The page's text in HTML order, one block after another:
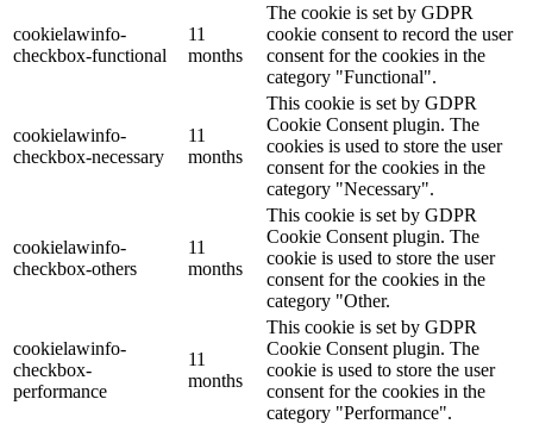
cookielawinfo-
checkbox-functional
11
months
The cookie is set by GDPR
cookie consent to record the user
consent for the cookies in the
category "Functional".
cookielawinfo-
checkbox-necessary
11
months
This cookie is set by GDPR
Cookie Consent plugin. The
cookies is used to store the user
consent for the cookies in the
category "Necessary".
cookielawinfo-
checkbox-others
11
months
This cookie is set by GDPR
Cookie Consent plugin. The
cookie is used to store the user
consent for the cookies in the
category "Other.
cookielawinfo-
checkbox-
performance
11
months
This cookie is set by GDPR
Cookie Consent plugin. The
cookie is used to store the user
consent for the cookies in the
category "Performance".